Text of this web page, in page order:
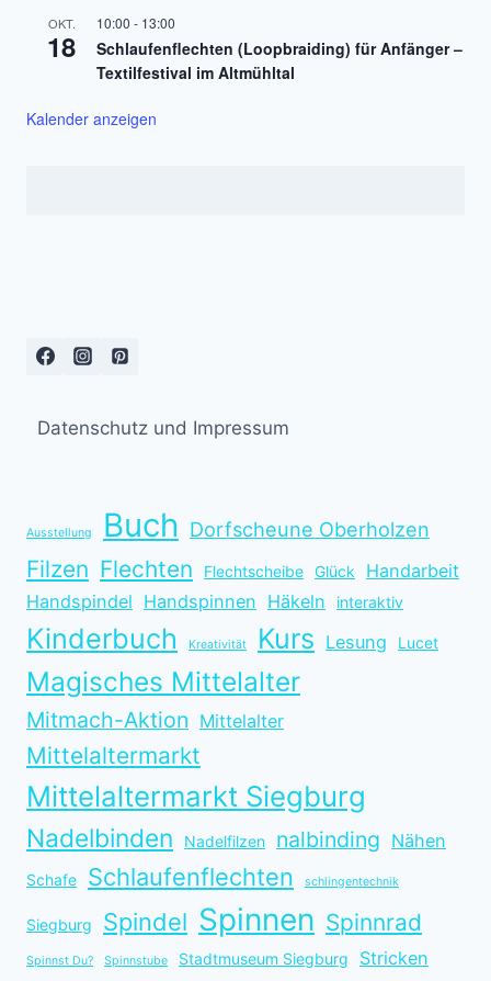
OKT.
18
10:00 - 13:00
Schlaufenflechten (Loopbraiding) für Anfänger –
Textilfestival im Altmühltal
Kalender anzeigen
Datenschutz und Impressum
Ausstellung Buch Dorfscheune Oberholzen
Filzen Flechten Flechtscheibe Glück
Handarbeit
Handspindel Handspinnen Häkeln interaktiv
Kinderbuch Kreativität Kurs Lesung Lucet
Magisches Mittelalter
Mitmach-Aktion Mittelalter
Mittelaltermarkt
Mittelaltermarkt Siegburg
Nadelbinden Nadelfilzen nalbinding Nähen
Schafe Schlaufenflechten schlingentechnik
Siegburg Spindel Spinnen Spinnrad
Spinnst Du? Spinnstube Stadtmuseum Siegburg Stricken